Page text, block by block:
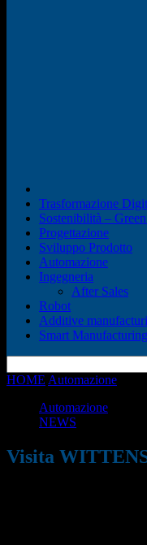
Trasformazione
Sostenibilità –
Progettazione
Sviluppo Prodotto
Automazione
Ingegneria
After Sales
Robot
Additive
Smart Manufacturing
HOME Automazione
Automazione
NEWS
Visita